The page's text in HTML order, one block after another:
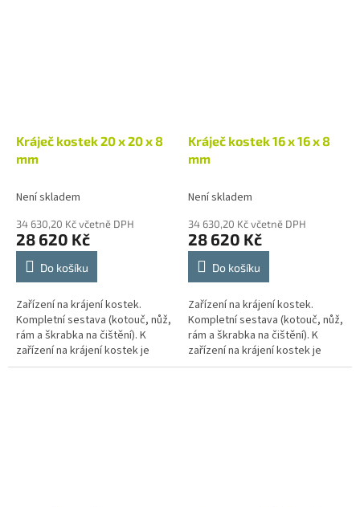
Kráječ kostek 20 x 20 x 8
mm
Není skladem
34 630,20 Kč včetně DPH
28 620 Kč
Do košíku
Zařízení na krájení kostek.
Kompletní sestava (kotouč, nůž,
rám a škrabka na čištění). K
zařízení na krájení kostek je
nutné objednat - vložka
Kráječ kostek 16 x 16 x 8
mm
Není skladem
34 630,20 Kč včetně DPH
28 620 Kč
Do košíku
Zařízení na krájení kostek.
Kompletní sestava (kotouč, nůž,
rám a škrabka na čištění). K
zařízení na krájení kostek je
nutné objednat - vložka